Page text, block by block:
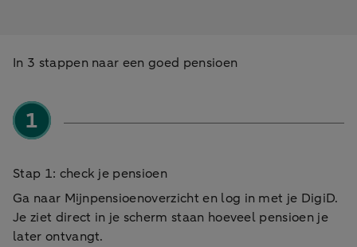
In 3 stappen naar een goed pensioen
Stap 1: check je pensioen
Ga naar Mijnpensioenoverzicht en log in met je DigiD.
Je ziet direct in je scherm staan hoeveel pensioen je
later ontvangt.